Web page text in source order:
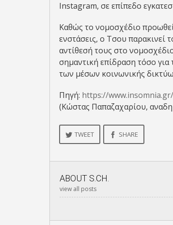
Instagram, σε επίπεδο
Καθώς το νομοσχέδιο
ενστάσεις, ο Τσου παρακινεί
αντίθεσή τους στο
σημαντική επίδραση τόσο
των μέσων κοινωνικής
Πηγή: https://www.insomnia.gr/
(Κώστας Παπαζαχαρίου,
TWEET SHARE
ABOUT S.CH.
view all posts